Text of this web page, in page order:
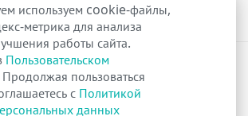
77/00263680 от 07 декабря 2017 г.
66/03100314на дистанционную торговлю
от 02 сентября 2025 г.
используем cookie-файлы,
метрика для анализа
работы сайта.
Пользовательском
Продолжая пользоваться
с Политикой
данных